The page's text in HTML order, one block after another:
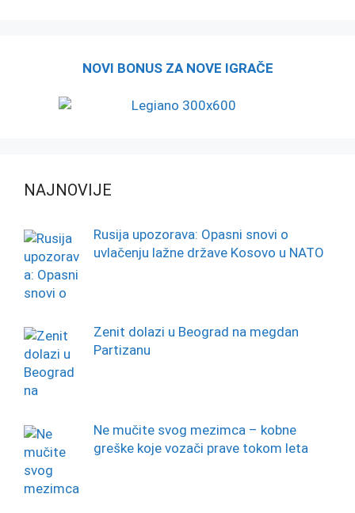
NOVI BONUS ZA NOVE IGRAČE
NAJNOVIJE
Rusija upozorava: Opasni snovi o
uvlačenju lažne države Kosovo u NATO
Zenit dolazi u Beograd na megdan
Partizanu
Ne mučite svog mezimca – kobne
greške koje vozači prave tokom leta